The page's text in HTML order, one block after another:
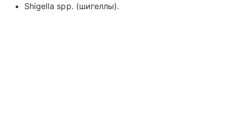
Shigella spp. (шигеллы).